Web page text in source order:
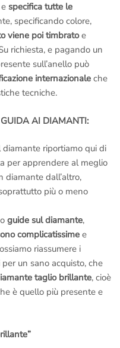
specifica tutte le
specificando colore,
viene poi timbratoe
richiesta, e pagando un
sull’anello può
internazionale che
tecniche.
AI DIAMANTI:
riportiamo qui di
per apprendere al meglio
diamante dall’altro,
più o meno
guide sul diamante,
complicatissime e
riassumere i
un sano acquisto, che
taglio brillante, cioè
è quello più presente e